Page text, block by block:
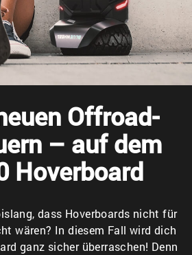
Offroad-
– auf dem
Hoverboard
dass Hoverboards nicht für
wären? In diesem Fall wird dich
ganz sicher überraschen! Denn